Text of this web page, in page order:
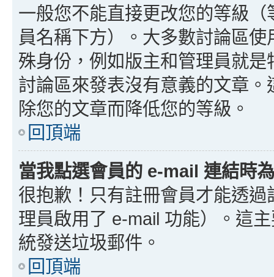
一般您不能直接更改您的等級
員名稱下方）。大多數討論區
殊身份，例如版主和管理員就
討論區來發表沒有意義的文章
除您的文章而降低您的等級。
回頂端
當我點選會員的 e-mail 連結時
很抱歉！只有註冊會員才能透
理員啟用了 e-mail 功能）。這
統發送垃圾郵件。
回頂端